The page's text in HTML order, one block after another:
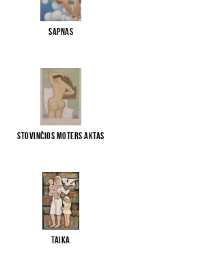
Sapnas
Stovinčios moters aktas
Taika